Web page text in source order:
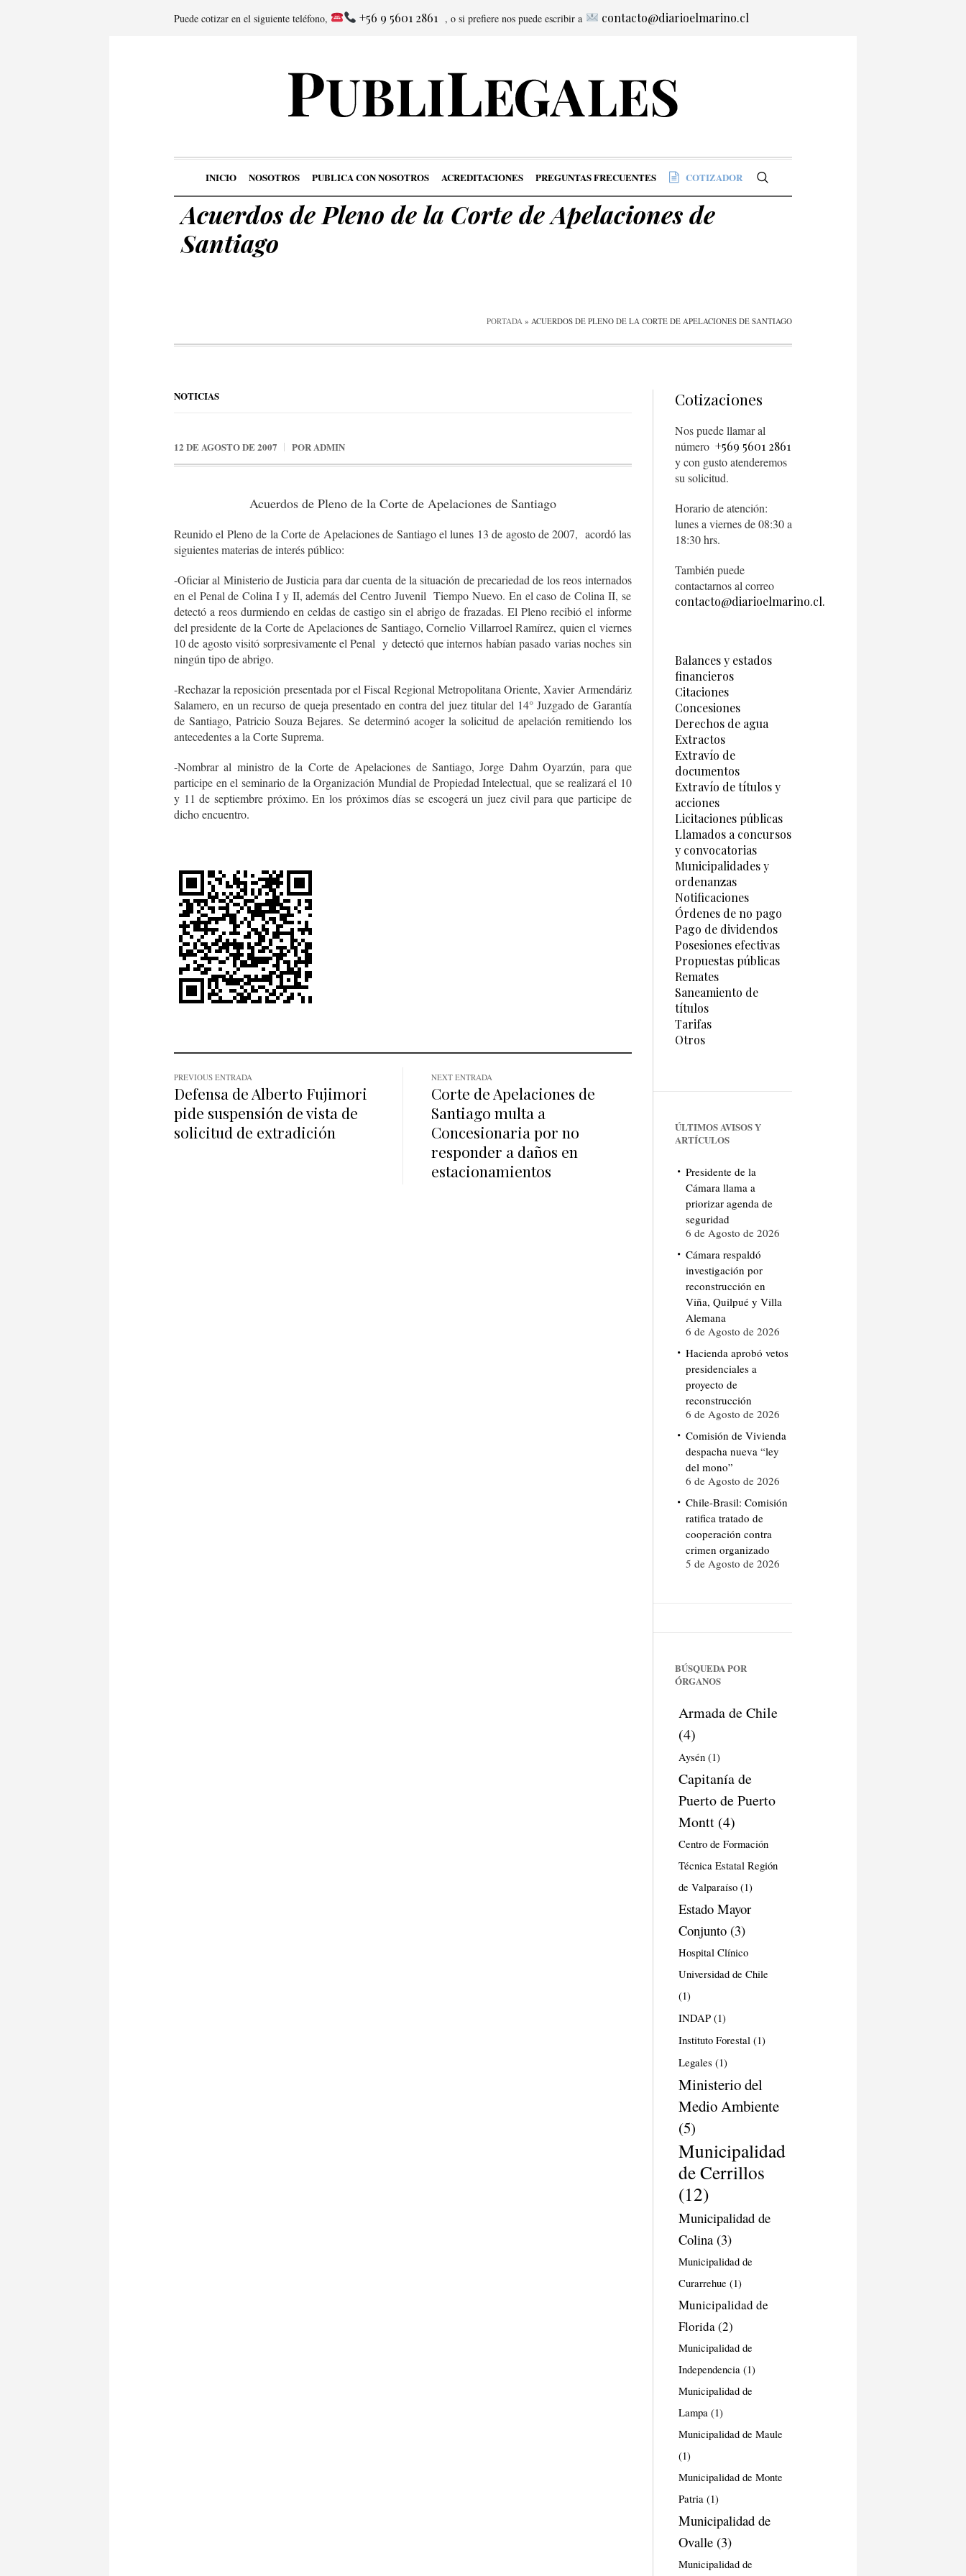
Puede cotizar en el siguiente teléfono, +56 9 5601 2861 , o si prefiere nos puede escribir a contacto@diarioelmarino.cl
INICIO NOSOTROS PUBLICA CON NOSOTROS ACREDITACIONES PREGUNTAS FRECUENTES COTIZADOR
Acuerdos de Pleno de la Corte de Apelaciones de
Santiago
PORTADA » ACUERDOS DE PLENO DE LA CORTE DE APELACIONES DE SANTIAGO
NOTICIAS
12 DE AGOSTO DE 2007 PORADMIN
Acuerdos de Pleno de la Corte de Apelaciones de Santiago
Reunido el Pleno de la Corte de Apelaciones de Santiago el lunes 13 de agosto de 2007, acordó las
siguientes materias de interés público:
-Oficiar al Ministerio de Justicia para dar cuenta de la situación de precariedad de los reos internados
en el Penal de Colina I y II, además del Centro Juvenil Tiempo Nuevo. En el caso de Colina II, se
detectó a reos durmiendo en celdas de castigo sin el abrigo de frazadas. El Pleno recibió el informe
del presidente de la Corte de Apelaciones de Santiago, Cornelio Villarroel Ramírez, quien el viernes
10 de agosto visitó sorpresivamente el Penal y detectó que internos habían pasado varias noches sin
ningún tipo de abrigo.
-Rechazar la reposición presentada por el Fiscal Regional Metropolitana Oriente, Xavier Armendáriz
Salamero, en un recurso de queja presentado en contra del juez titular del 14° Juzgado de Garantía
de Santiago, Patricio Souza Bejares. Se determinó acoger la solicitud de apelación remitiendo los
antecedentes a la Corte Suprema.
-Nombrar al ministro de la Corte de Apelaciones de Santiago, Jorge Dahm Oyarzún, para que
participe en el seminario de la Organización Mundial de Propiedad Intelectual, que se realizará el 10
y 11 de septiembre próximo. En los próximos días se escogerá un juez civil para que participe de
dicho encuentro.
PREVIOUS ENTRADA
Defensa de Alberto Fujimori
pide suspensión de vista de
solicitud de extradición
NEXT ENTRADA
Corte de Apelaciones de
Santiago multa a
Concesionaria por no
responder a daños en
estacionamientos
Cotizaciones
Nos puede llamar al
número +569 5601 2861
y con gusto atenderemos
su solicitud.
Horario de atención:
lunes a viernes de 08:30 a
18:30 hrs.
También puede
contactarnos al correo
contacto@diarioelmarino.cl.
Balances y estados
financieros
Citaciones
Concesiones
Derechos de agua
Extractos
Extravío de
documentos
Extravío de títulos y
acciones
Licitaciones públicas
Llamados a concursos
y convocatorias
Municipalidades y
ordenanzas
Notificaciones
Órdenes de no pago
Pago de dividendos
Posesiones efectivas
Propuestas públicas
Remates
Saneamiento de
títulos
Tarifas
Otros
ÚLTIMOS AVISOS Y
ARTÍCULOS
Presidente de la
Cámara llama a
priorizar agenda de
seguridad
6 de Agosto de 2026
Cámara respaldó
investigación por
reconstrucción en
Viña, Quilpué y Villa
Alemana
6 de Agosto de 2026
Hacienda aprobó vetos
presidenciales a
proyecto de
reconstrucción
6 de Agosto de 2026
Comisión de Vivienda
despacha nueva “ley
del mono”
6 de Agosto de 2026
Chile-Brasil: Comisión
ratifica tratado de
cooperación contra
crimen organizado
5 de Agosto de 2026
BÚSQUEDA POR
ÓRGANOS
Armada de Chile
(4)
Aysén(1)
Capitanía de
Puerto de Puerto
Montt(4)
Centro de Formación
Técnica Estatal Región
de Valparaíso(1)
Estado Mayor
Conjunto(3)
Hospital Clínico
Universidad de Chile
(1)
INDAP(1)
Instituto Forestal(1)
Legales (1)
Ministerio del
Medio Ambiente
(5)
Municipalidad
de Cerrillos
(12)
Municipalidad de
Colina(3)
Municipalidad de
Curarrehue (1)
Municipalidad de
Florida(2)
Municipalidad de
Independencia(1)
Municipalidad de
Lampa(1)
Municipalidad de Maule
(1)
Municipalidad de Monte
Patria(1)
Municipalidad de
Ovalle(3)
Municipalidad de